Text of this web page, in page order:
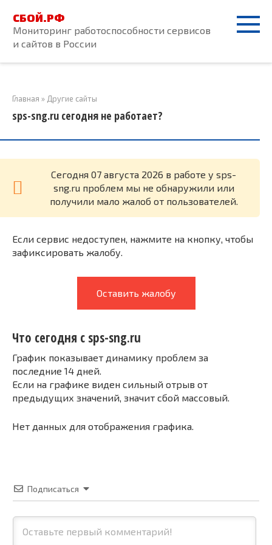
контенту
СБОЙ.РФ
Мониторинг работоспособности сервисов
и сайтов в России
Главная » Другие сайты
sps-sng.ru сегодня не работает?
Cегодня 07 августа 2026 в работе у sps-
sng.ru проблем мы не обнаружили или
получили мало жалоб от пользователей.
Если сервис недоступен, нажмите на кнопку, чтобы
зафиксировать жалобу.
Оставить жалобу
Что сегодня с sps-sng.ru
График показывает динамику проблем за
последние 14 дней.
Если на графике виден сильный отрыв от
предыдущих значений, значит сбой массовый.
Нет данных для отображения графика.
Подписаться